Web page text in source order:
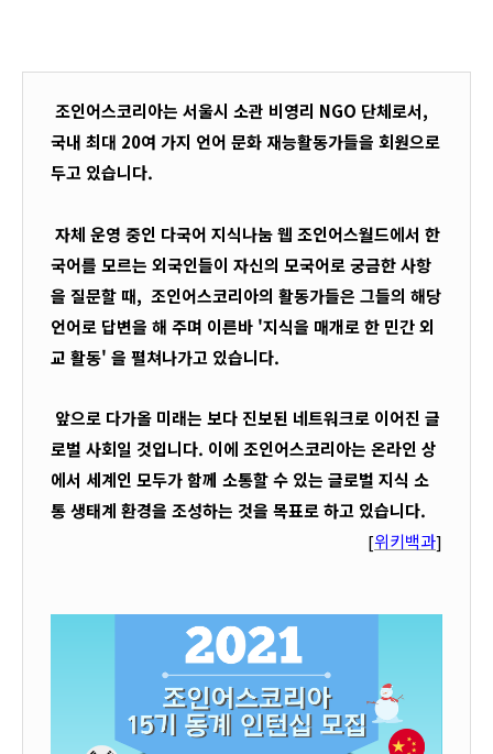
조인어스코리아는 서울시 소관 비영리 NGO 단체로서,
국내 최대 20여 가지 언어 문화 재능활동가들을 회원으로
두고 있습니다.
국어를 모르는 외국인들이 자신의 모국어로 궁금한 사항
을 질문할 때, 조인어스코리아의 활동가들은 그들의 해당
언어로 답변을 해 주며 이른바 '지식을 매개로 한 민간 외
교 활동' 을 펼쳐나가고 있습니다.
로벌 사회일 것입니다. 이에 조인어스코리아는 온라인 상
에서 세계인 모두가 함께 소통할 수 있는 글로벌 지식 소
통 생태계 환경을 조성하는 것을 목표로 하고 있습니다.
[위키백과]